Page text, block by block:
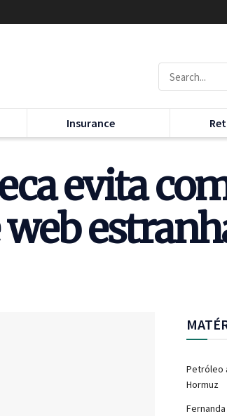
Insurance
evita
Petróleo
Hormuz